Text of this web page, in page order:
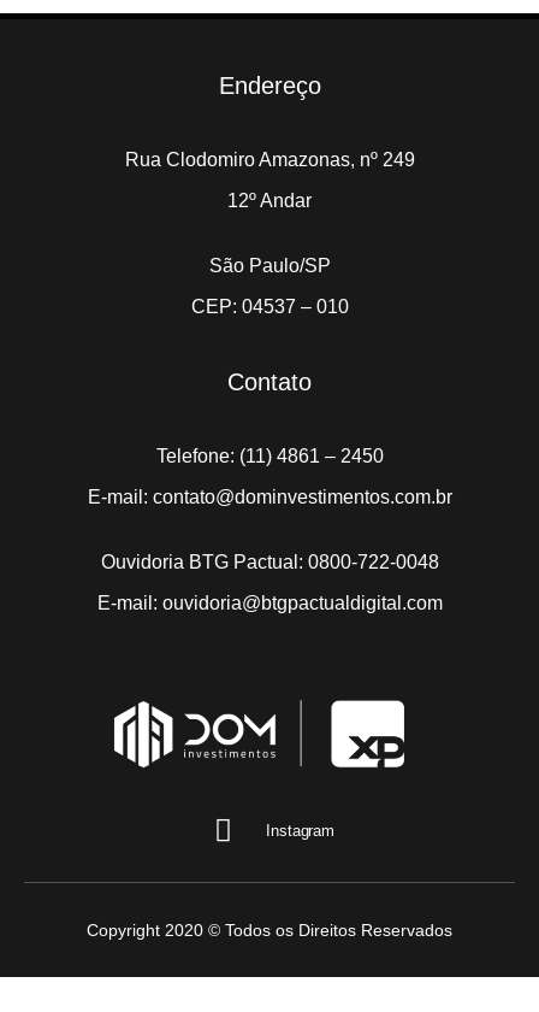
Endereço
Rua Clodomiro Amazonas, nº 249
12º Andar
São Paulo/SP
CEP: 04537 – 010
Contato
Telefone: (11) 4861 – 2450
E-mail: contato@dominvestimentos.com.br
Ouvidoria BTG Pactual: 0800-722-0048
E-mail: ouvidoria@btgpactualdigital.com
Instagram
Copyright 2020 © Todos os Direitos Reservados